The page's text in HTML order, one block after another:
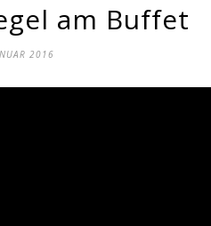
am Buffet
2016